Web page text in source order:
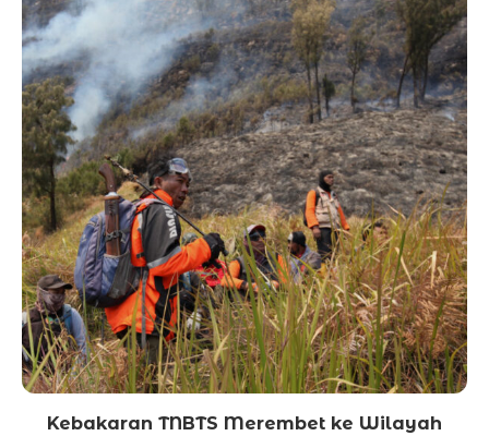
Kebakaran TNBTS Merembet ke Wilayah